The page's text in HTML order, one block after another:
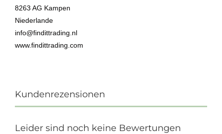
8263 AG Kampen
Niederlande
info@findittrading.nl
www.findittrading.com
Kundenrezensionen
Leider sind noch keine Bewertungen